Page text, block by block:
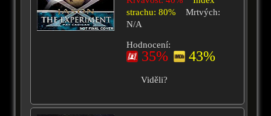
strachu: 80%
Mrtvých:
N/A
Hodnocení:
35% 43%
Viděli?